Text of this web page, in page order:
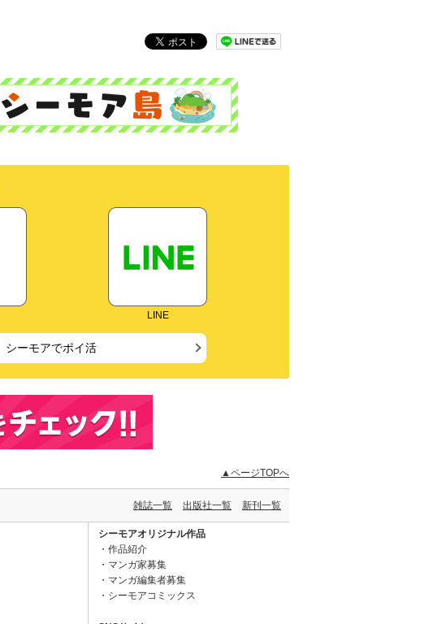
LINE
シーモアでポイ活
▲ページTOPへ
雑誌一覧 出版社一覧 新刊一覧
シーモアオリジナル作品
作品紹介
マンガ家募集
マンガ編集者募集
シーモアコミックス